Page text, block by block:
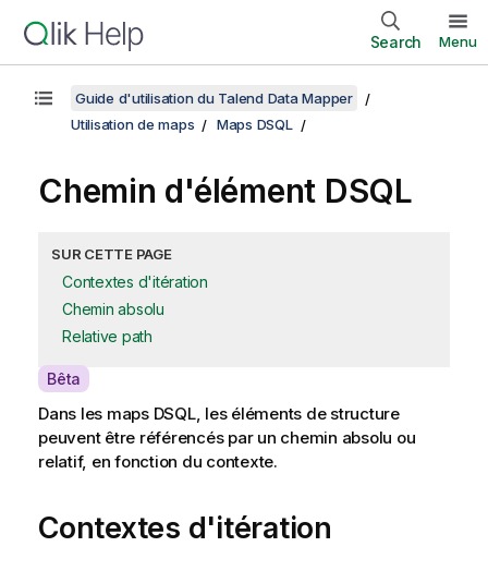
Search Menu
Guide d'utilisation du Talend Data Mapper
Utilisation de maps
Maps DSQL
Chemin d'élément DSQL
SUR CETTE PAGE
Contextes d'itération
Chemin absolu
Relative path
A
v
a
i
l
b
Bêta
Dans les maps DSQL, les éléments de structure
peuvent être référencés par un chemin absolu ou
relatif, en fonction du contexte.
Contextes d'itération